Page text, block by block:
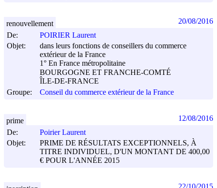
De:
POIRIER Laurent
Objet:
dans leurs fonctions de conseillers du commerce
extérieur de la France
1° En France métropolitaine
BOURGOGNE ET FRANCHE-COMTÉ
ÎLE-DE-FRANCE
Groupe:
Conseil du commerce extérieur de la France
renouvellement 20/08/2016
De:
Poirier Laurent
Objet:
PRIME DE RÉSULTATS EXCEPTIONNELS, À
TITRE INDIVIDUEL, D'UN MONTANT DE 400,00
€ POUR L'ANNÉE 2015
prime 12/08/2016
22/10/2015